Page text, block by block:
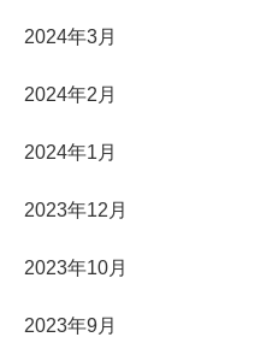
2024年3月
2024年2月
2024年1月
2023年12月
2023年10月
2023年9月